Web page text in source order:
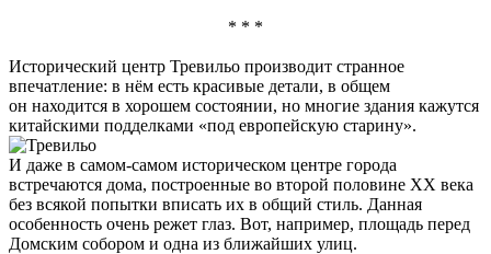
* * *
Исторический центр Тревильо производит странное
впечатление: в нём есть красивые детали, в общем
он находится в хорошем состоянии, но многие здания кажутся
китайскими подделками «под европейскую старину».
И даже в самом-самом историческом центре города
встречаются дома, построенные во второй половине XX века
без всякой попытки вписать их в общий стиль. Данная
особенность очень режет глаз. Вот, например, площадь перед
Домским собором и одна из ближайших улиц.